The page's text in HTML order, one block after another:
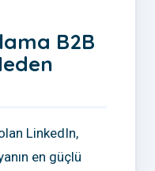
B2B
LinkedIn,
en güçlü